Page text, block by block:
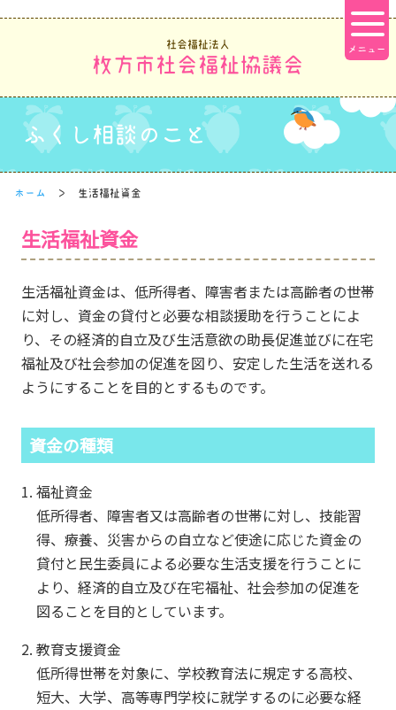
社会福祉法人
枚方市社会福祉協議会
ふくし相談のこと
ホーム 生活福祉資金
生活福祉資金
生活福祉資金は、低所得者、障害者または高齢者の世帯
に対し、資金の貸付と必要な相談援助を行うことによ
り、その経済的自立及び生活意欲の助長促進並びに在宅
福祉及び社会参加の促進を図り、安定した生活を送れる
ようにすることを目的とするものです。
資金の種類
福祉資金
低所得者、障害者又は高齢者の世帯に対し、技能習
得、療養、災害からの自立など使途に応じた資金の
貸付と民生委員による必要な生活支援を行うことに
より、経済的自立及び在宅福祉、社会参加の促進を
図ることを目的としています。
教育支援資金
低所得世帯を対象に、学校教育法に規定する高校、
短大、大学、高等専門学校に就学するのに必要な経